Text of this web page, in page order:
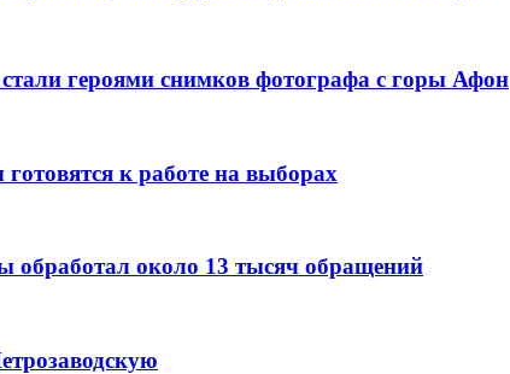
героями снимков фотографа с горы Афон
к работе на выборах
обработал около 13 тысяч обращений